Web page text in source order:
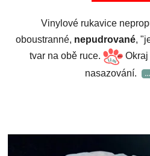
Vinylové rukavice
oboustranné, nepudrované,
tvar na obě ruce.
Okraj
nasazování.